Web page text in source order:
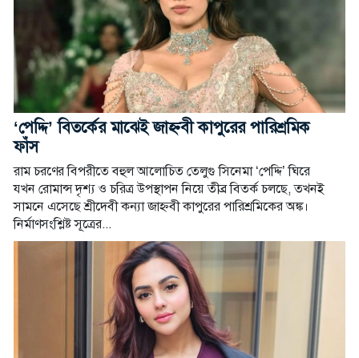
‘পেদ্দি’ বিতর্কের মাঝেই জাহ্নবী কাপুরের পারিশ্রমিক
ফাঁস
রাম চরণের বিপরীতে বহুল আলোচিত তেলুগু সিনেমা ‘পেদ্দি’ ঘিরে
যখন রোমান্স দৃশ্য ও চরিত্র উপস্থাপন নিয়ে তীব্র বিতর্ক চলছে, তখনই
সামনে এসেছে শ্রীদেবী কন্যা জাহ্নবী কাপুরের পারিশ্রমিকের অঙ্ক।
নির্মাণসংশ্লিষ্ট সূত্রের...